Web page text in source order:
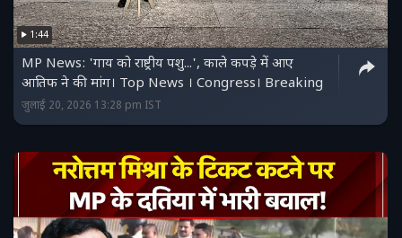
1:44
MP News: 'गाय को राष्ट्रीय पशु...', काले कपड़े में आए
आतिफ ने की मांग। Top News । Congress। Breaking
जुलाई 20, 2026 13:28 pm IST